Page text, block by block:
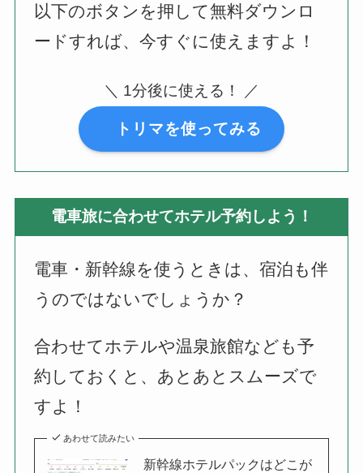
以下のボタンを押して無料ダウンロ
ードすれば、今すぐに使えますよ！
＼ 1分後に使える！ ／
トリマを使ってみる
電車旅に合わせてホテル予約しよう！
電車・新幹線を使うときは、宿泊も伴
うのではないでしょうか？
合わせてホテルや温泉旅館なども予
約しておくと、あとあとスムーズで
すよ！
あわせて読みたい
新幹線ホテルパックはどこが